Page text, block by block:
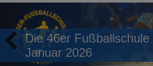
Die 46er
Januar 2026
Previous